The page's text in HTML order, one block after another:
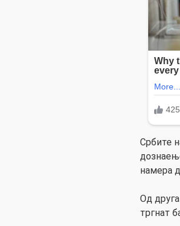
Србите
намера
Од
тргнат